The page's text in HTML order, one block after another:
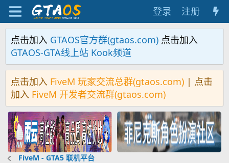
登录 注册
点击加入 GTAOS官方群(gtaos.com) 点击加入
GTAOS-GTA线上站 Kook频道
点击加入 FiveM 玩家交流总群(gtaos.com) | 点击
加入 FiveM 开发者交流群(gtaos.com)
FiveM - GTA5 联机平台